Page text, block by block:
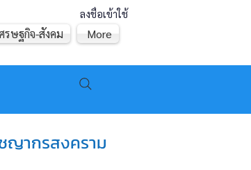
ลงชื่อเข้าใช้
รษฐกิจ-สังคม More
ญากรสงคราม